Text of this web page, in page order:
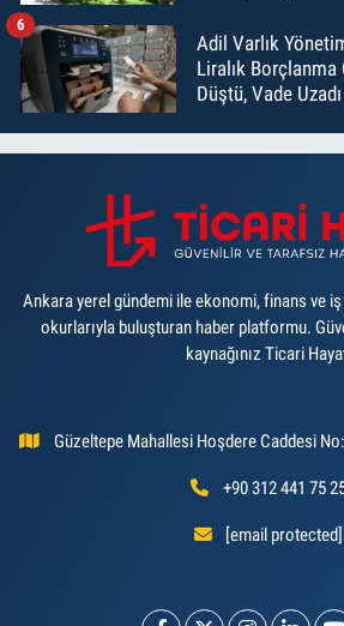
Adil Varlık
Liralık
Düştü, Vade Uzadı
6
Ankara yerel gündemi ile ekonomi, finans ve
okurlarıyla buluşturan haber platformu.
kaynağınız Ticari
Güzeltepe Mahallesi Hoşdere Caddesi
+90 312 441 75
[email protected]